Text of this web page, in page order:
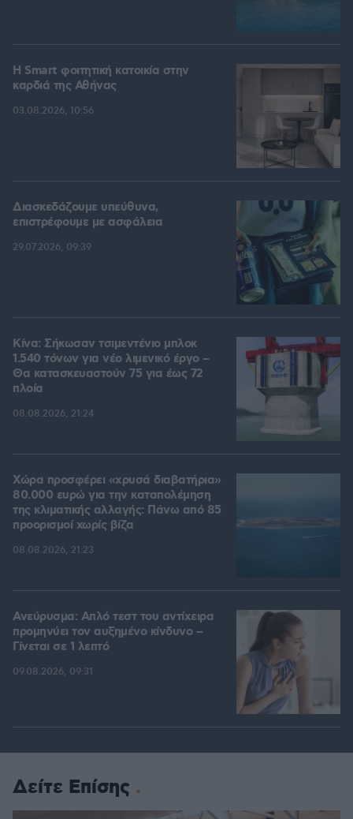
Η Smart φοιτητική κατοικία στην
καρδιά της Αθήνας
03.08.2026, 10:56
Διασκεδάζουμε υπεύθυνα,
επιστρέφουμε με ασφάλεια
29.07.2026, 09:39
Κίνα: Σήκωσαν τσιμεντένιο μπλοκ
1.540 τόνων για νέο λιμενικό έργο –
Θα κατασκευαστούν 75 για έως 72
πλοία
08.08.2026, 21:24
Χώρα προσφέρει «χρυσά διαβατήρια»
80.000 ευρώ για την καταπολέμηση
της κλιματικής αλλαγής: Πάνω από 85
προορισμοί χωρίς βίζα
08.08.2026, 21:23
Ανεύρυσμα: Απλό τεστ του αντίχειρα
προμηνύει τον αυξημένο κίνδυνο –
Γίνεται σε 1 λεπτό
09.08.2026, 09:31
Δείτε Επίσης